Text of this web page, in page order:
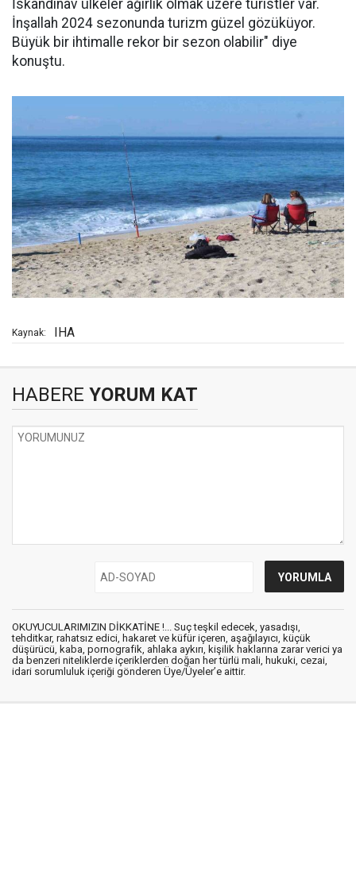
İskandinav ülkeler ağırlık olmak üzere turistler var.
İnşallah 2024 sezonunda turizm güzel gözüküyor.
Büyük bir ihtimalle rekor bir sezon olabilir" diye
konuştu.
Kaynak: IHA
HABERE YORUM KAT
OKUYUCULARIMIZIN DİKKATİNE !... Suç teşkil edecek, yasadışı,
tehditkar, rahatsız edici, hakaret ve küfür içeren, aşağılayıcı, küçük
düşürücü, kaba, pornografik, ahlaka aykırı, kişilik haklarına zarar verici ya
da benzeri niteliklerde içeriklerden doğan her türlü mali, hukuki, cezai,
idari sorumluluk içeriği gönderen Üye/Üyeler’e aittir.